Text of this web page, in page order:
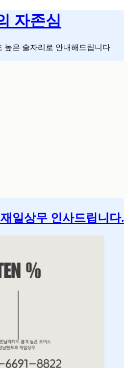
자존심
높은 술자리로 안내해드립니다
일상무 인사드립니다.